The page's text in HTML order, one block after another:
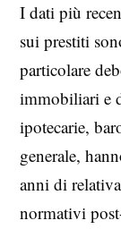
I dati più
sui prestiti
particolare
immobiliari e
ipotecarie,
generale,
anni di
normativi